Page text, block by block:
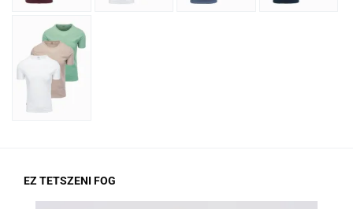
EZ TETSZENI FOG